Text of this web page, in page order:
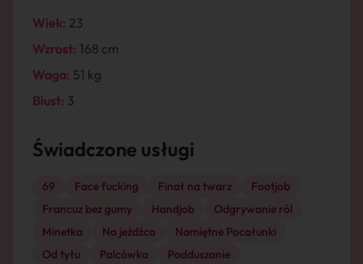
Wiek: 23
Wzrost: 168 cm
Waga: 51 kg
Biust: 3
Świadczone usługi
69 Face fucking Finał na twarz
Footjob
Francuz bez gumy
Handjob
Odgrywanie ról
Minetka
Na jeźdźca
Namiętne Pocałunki
Od tyłu
Palcówka
Podduszanie